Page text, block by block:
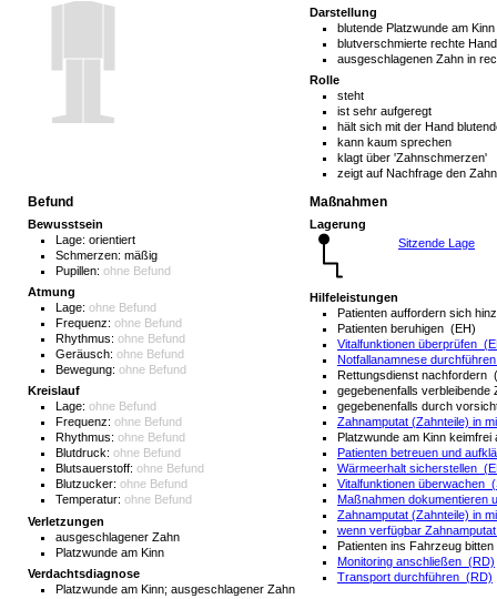
Darstellung
blutende Platzwunde am Kinn
blutverschmierte rechte
ausgeschlagenen Zahn in
Rolle
steht
ist sehr aufgeregt
hält sich mit der Hand
kann kaum sprechen
klagt über 'Zahnschmerzen'
zeigt auf Nachfrage den
Befund
Bewusstsein
Lage: orientiert
Schmerzen: mäßig
Pupillen: ohne Befund
Atmung
Lage: ohne Befund
Frequenz: ohne Befund
Rhythmus: ohne Befund
Geräusch: ohne Befund
Bewegung: ohne Befund
Kreislauf
Lage: ohne Befund
Frequenz: ohne Befund
Rhythmus: ohne Befund
Blutdruck: ohne Befund
Blutsauerstoff: ohne Befund
Blutzucker: ohne Befund
Temperatur: ohne Befund
Verletzungen
ausgeschlagener Zahn
Platzwunde am Kinn
Verdachtsdiagnose
Platzwunde am Kinn; ausgeschlagener Zahn
Maßnahmen
Lagerung
Sitzende Lage
Hilfeleistungen
Patienten auffordern sich
Patienten beruhigen (EH)
Vitalfunktionen überprüfen
Notfallanamnese
Rettungsdienst nachfordern
gegebenenfalls
gegebenenfalls durch
Zahnamputat (Zahnteile) in
Platzwunde am Kinn
Patienten betreuen und
Wärmeerhalt sicherstellen
Vitalfunktionen überwachen
Maßnahmen dokumentieren
Zahnamputat (Zahnteile) in
wenn verfügbar
Patienten ins Fahrzeug
Monitoring anschließen (RD)
Transport durchführen (RD)